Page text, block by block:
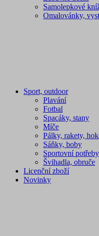
Samolepkové
Omalovánky,
Sport, outdoor
Plavání
Fotbal
Spacáky, stany
Míče
Pálky, rakety,
Sáňky, boby
Sportovní potřeby
Švihadla, obruče
Licenční zboží
Novinky